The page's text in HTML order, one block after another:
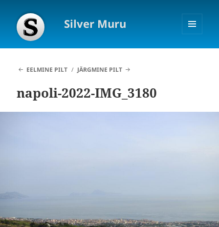
Silver Muru
JA
EELMINE PILT
JÄRGMINE PILT
napoli-2022-IMG_3180